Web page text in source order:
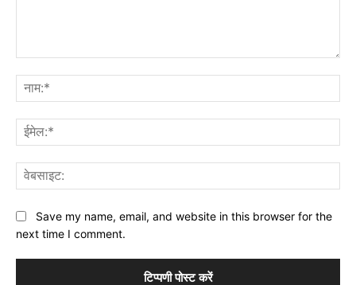
Save my name, email, and website in this browser for the
next time I comment.